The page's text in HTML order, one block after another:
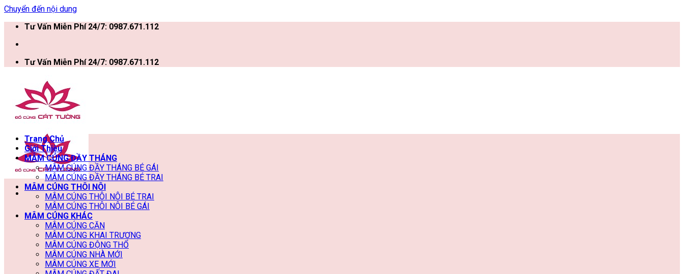
Chuyển đến nội dung
Tư Vấn Miễn Phí 24/7: 0987.671.112
Tư Vấn Miễn Phí 24/7: 0987.671.112
Trang Chủ
Giới Thiệu
MÂM CÚNG ĐẦY THÁNG
MÂM CÚNG ĐẦY THÁNG BÉ GÁI
MÂM CÚNG ĐẦY THÁNG BÉ TRAI
MÂM CÚNG THÔI NÔI
MÂM CÚNG THÔI NÔI BÉ TRAI
MÂM CÚNG THÔI NÔI BÉ GÁI
MÂM CÚNG KHÁC
MÂM CÚNG CĂN
MÂM CÚNG KHAI TRƯƠNG
MÂM CÚNG ĐỘNG THỔ
MÂM CÚNG NHÀ MỚI
MÂM CÚNG XE MỚI